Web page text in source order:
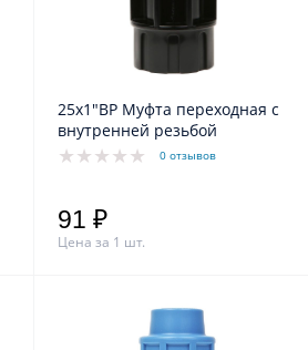
25х1"ВР Муфта переходная с
внутренней резьбой
0 отзывов
91 ₽
Цена за 1 шт.